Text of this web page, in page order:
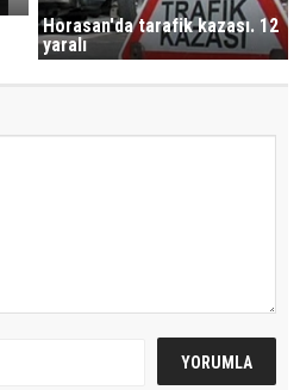
Horasan'da tarafik kazası. 12
yaralı